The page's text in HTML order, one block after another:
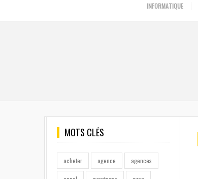
INFORMATIQUE
MOTS CLÉS
acheter agence agences